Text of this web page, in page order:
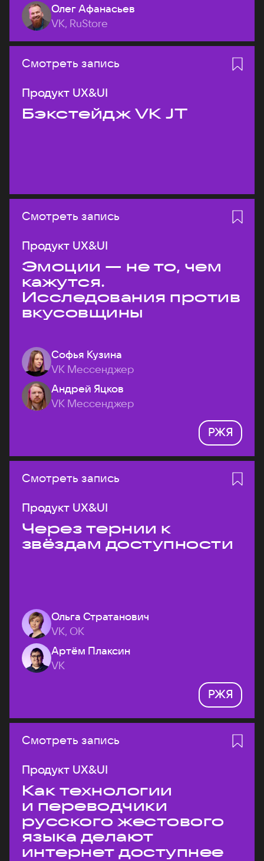
Олег Афанасьев
VK, RuStore
Смотреть запись
Продукт UX&UI
Бэкстейдж VK JT
Смотреть запись
Продукт UX&UI
Эмоции — не то, чем
кажутся.
Исследования против
вкусовщины
Софья Кузина
VK Мессенджер
Андрей Яцков
VK Мессенджер
РЖЯ
Смотреть запись
Продукт UX&UI
Через тернии к
звёздам доступности
Ольга Стратанович
VK, ОК
Артём Плаксин
VK
РЖЯ
Смотреть запись
Продукт UX&UI
Как технологии
и переводчики
русского жестового
языка делают
интернет доступнее